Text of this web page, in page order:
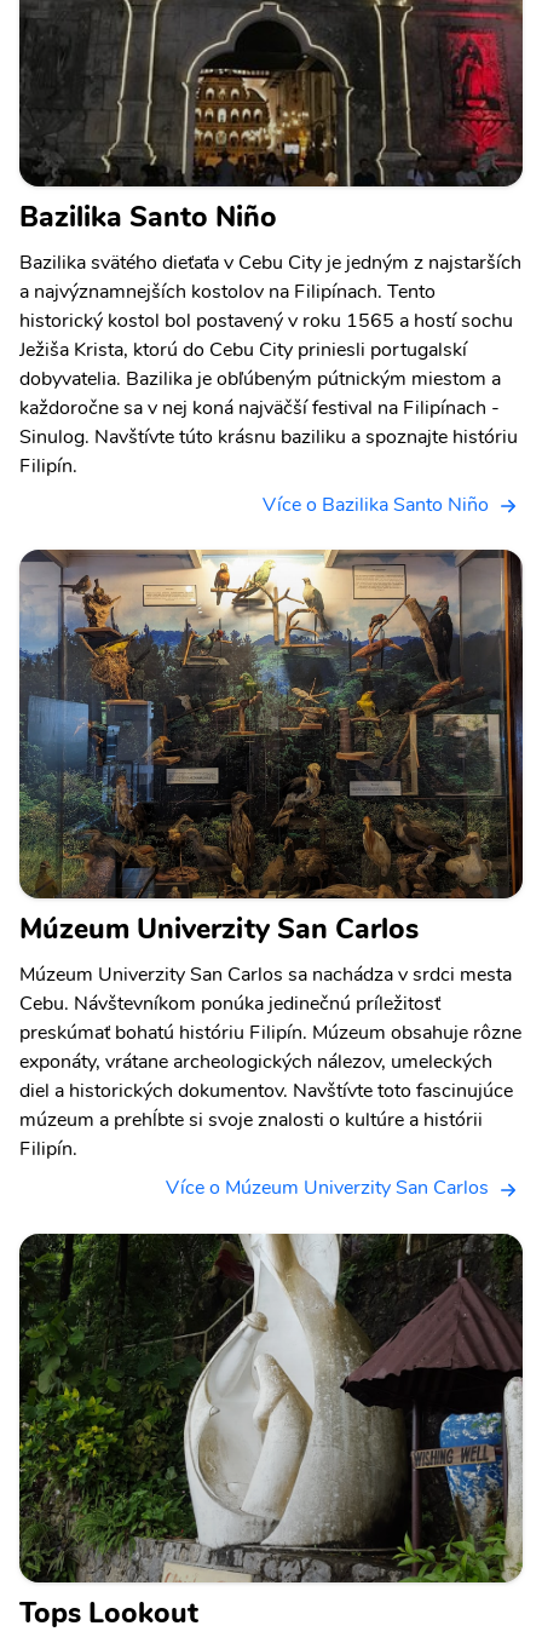
Bazilika Santo Niño
Bazilika svätého dieťaťa v Cebu City je jedným z najstarších
a najvýznamnejších kostolov na Filipínach. Tento
historický kostol bol postavený v roku 1565 a hostí sochu
Ježiša Krista, ktorú do Cebu City priniesli portugalskí
dobyvatelia. Bazilika je obľúbeným pútnickým miestom a
každoročne sa v nej koná najväčší festival na Filipínach -
Sinulog. Navštívte túto krásnu baziliku a spoznajte históriu
Filipín.
Více o Bazilika Santo Niño
Múzeum Univerzity San Carlos
Múzeum Univerzity San Carlos sa nachádza v srdci mesta
Cebu. Návštevníkom ponúka jedinečnú príležitosť
preskúmať bohatú históriu Filipín. Múzeum obsahuje rôzne
exponáty, vrátane archeologických nálezov, umeleckých
diel a historických dokumentov. Navštívte toto fascinujúce
múzeum a prehĺbte si svoje znalosti o kultúre a histórii
Filipín.
Více o Múzeum Univerzity San Carlos
Tops Lookout